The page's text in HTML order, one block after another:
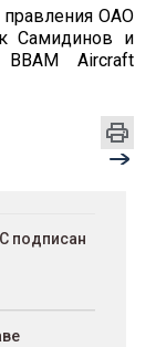
правления ОАО
Самидинов и
Aircraft
подписан